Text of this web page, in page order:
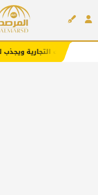
ويجذب لك مزيدًا من